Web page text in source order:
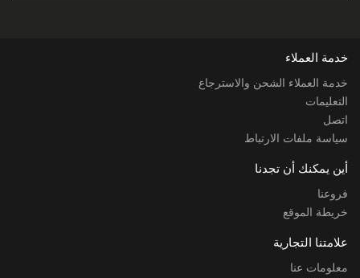
خدمة العملاء
خدمة العملاء الشحن والاسترجاع
التعليمات
اتصل
سياسة ملفات الارتباط
أين يمكنك أن تجدنا
فروعنا
خريطة الموقع
علامتنا التجارية
معلومات عنا